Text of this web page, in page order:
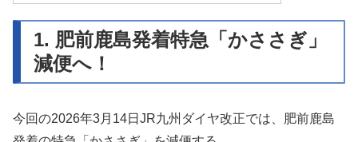
1. 肥前鹿島発着特急「かささぎ」
減便へ！
今回の2026年3月14日JR九州ダイヤ改正では、肥前鹿島